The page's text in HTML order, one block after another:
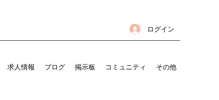
ログイン
求人情報 ブログ 掲示板 コミュニティ その他